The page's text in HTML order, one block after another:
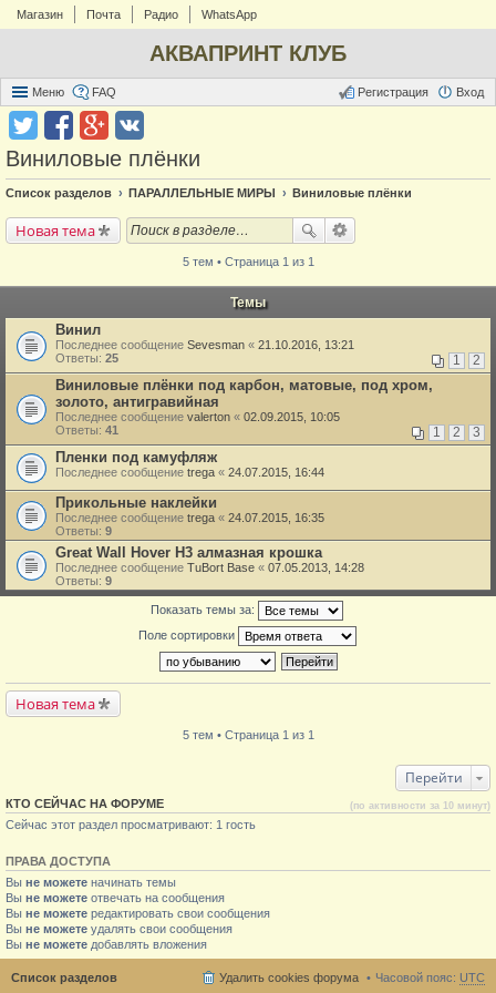
Магазин Почта Радио WhatsApp
АКВАПРИНТ КЛУБ
Меню FAQ Вход
Регистрация
Виниловые плёнки
Список разделов ПАРАЛЛЕЛЬНЫЕ МИРЫ Виниловые плёнки
Новая тема
5 тем • Страница 1 из 1
Темы
Винил
Последнее сообщение Sevesman « 21.10.2016, 13:21
Ответы: 25 1 2
Виниловые плёнки под карбон, матовые, под хром,
золото, антигравийная
Последнее сообщение valerton « 02.09.2015, 10:05
Ответы: 41 1 2 3
Пленки под камуфляж
Последнее сообщение trega « 24.07.2015, 16:44
Прикольные наклейки
Последнее сообщение trega « 24.07.2015, 16:35
Ответы: 9
Great Wall Hover H3 алмазная крошка
Последнее сообщение TuBort Base « 07.05.2013, 14:28
Ответы: 9
Показать темы за:
Поле сортировки
Новая тема
5 тем • Страница 1 из 1
Перейти
КТО СЕЙЧАС НА ФОРУМЕ (по активности за 10 минут)
Сейчас этот раздел просматривают: 1 гость
ПРАВА ДОСТУПА
Вы не можете начинать темы
Вы не можете отвечать на сообщения
Вы не можете редактировать свои сообщения
Вы не можете удалять свои сообщения
Вы не можете добавлять вложения
Список разделов Часовой пояс: UTC
Удалить cookies форума